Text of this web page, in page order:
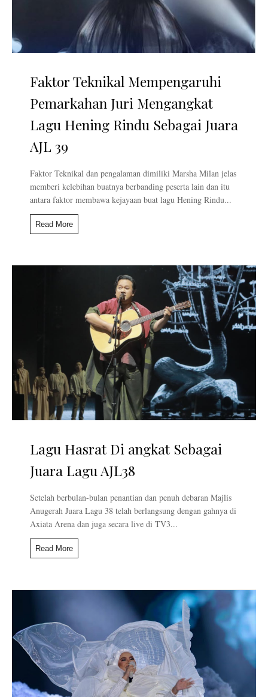
Faktor Teknikal Mempengaruhi
Pemarkahan Juri Mengangkat
Lagu Hening Rindu Sebagai Juara
AJL 39
Faktor Teknikal dan pengalaman dimiliki Marsha Milan jelas
memberi kelebihan buatnya berbanding peserta lain dan itu
antara faktor membawa kejayaan buat lagu Hening Rindu...
Read More
Lagu Hasrat Di angkat Sebagai
Juara Lagu AJL38
Setelah berbulan-bulan penantian dan penuh debaran Majlis
Anugerah Juara Lagu 38 telah berlangsung dengan gahnya di
Axiata Arena dan juga secara live di TV3...
Read More